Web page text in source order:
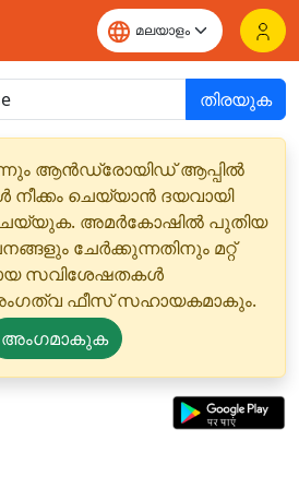
തിരയുക
ആൻഡ്രോയിഡ് ആപ്പിൽ
ചെയ്യാൻ ദയവായി
അമർകോഷിൽ പുതിയ
ചേർക്കുന്നതിനും മറ്റ്
സവിശേഷതകൾ
ഫീസ് സഹായകമാകും.
അംഗമാകുക